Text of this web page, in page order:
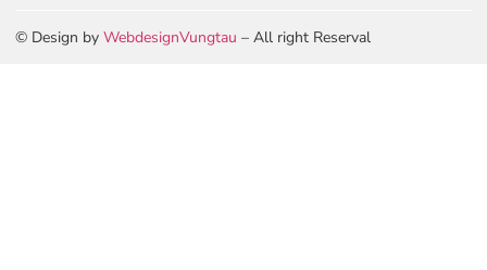
© Design by WebdesignVungtau – All right Reserval